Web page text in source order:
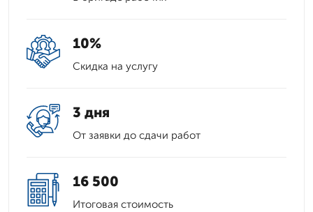
10%
Скидка на услугу
3 дня
От заявки до сдачи работ
16 500
Итоговая стоимость